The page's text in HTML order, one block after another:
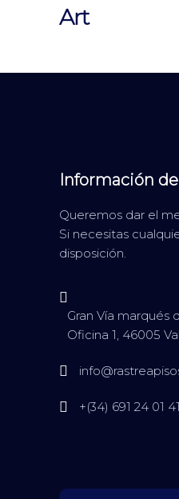
Art
Información
Queremos dar el
Si necesitas
disposición.
Gran Vía marqués
Oficina 1, 46005
+(34) 691 24 01 41